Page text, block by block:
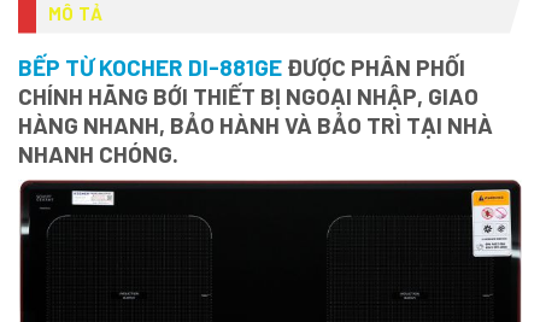
MÔ TẢ
BẾP TỪ KOCHER DI-881GE ĐƯỢC PHÂN PHỐI
CHÍNH HÃNG BỚI THIẾT BỊ NGOẠI NHẬP, GIAO
HÀNG NHANH, BẢO HÀNH VÀ BẢO TRÌ TẠI NHÀ
NHANH CHÓNG.